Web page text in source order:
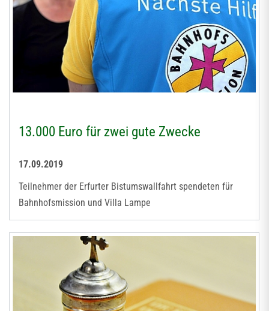
13.000 Euro für zwei gute Zwecke
17.09.2019
Teilnehmer der Erfurter Bistumswallfahrt spendeten für
Bahnhofsmission und Villa Lampe